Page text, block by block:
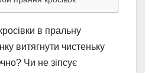
в пральну
витягнути чистеньку
Чи не зіпсує